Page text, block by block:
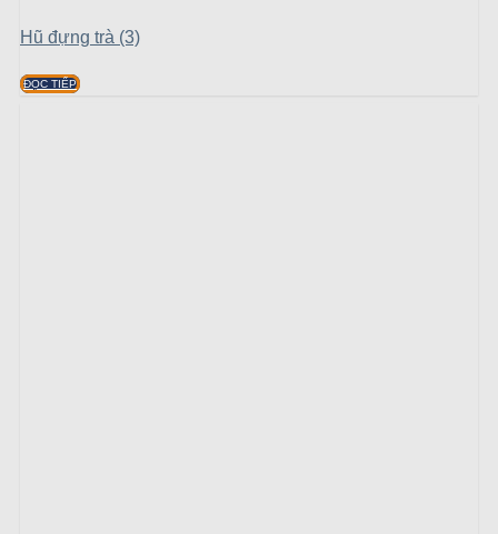
Hũ đựng trà (3)
ĐỌC TIẾP